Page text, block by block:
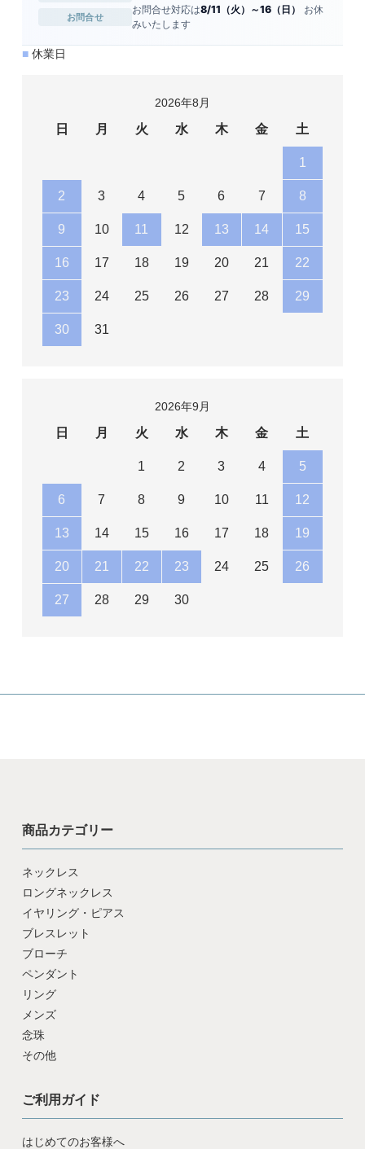
お問合せ
お問合せ対応は8/11（火）～16（日）
お休
みいたします
■休業日
2026年8月
日 月 火 水 木 金 土
1
2 3 4 5 6 7 8
9 10 11 12 13 14 15
16 17 18 19 20 21 22
23 24 25 26 27 28 29
30 31
2026年9月
日 月 火 水 木 金 土
1 2 3 4 5
6 7 8 9 10 11 12
13 14 15 16 17 18 19
20 21 22 23 24 25 26
27 28 29 30
商品カテゴリー
ネックレス
ロングネックレス
イヤリング・ピアス
ブレスレット
ブローチ
ペンダント
リング
メンズ
念珠
その他
ご利用ガイド
はじめてのお客様へ